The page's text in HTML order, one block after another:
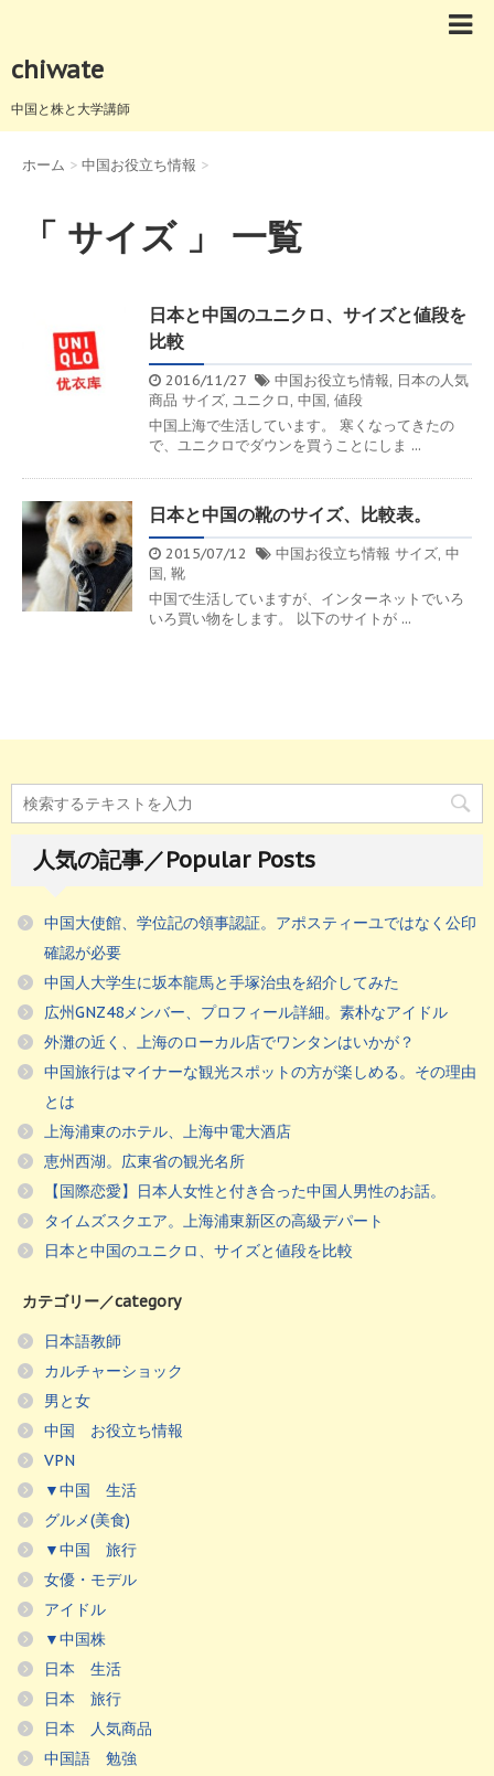
chiwate
中国と株と大学講師
ホーム > 中国お役立ち情報 >
「 サイズ 」 一覧
日本と中国のユニクロ、サイズと値段を
比較
2016/11/27 中国お役立ち情報, 日本の人気
商品 サイズ, ユニクロ, 中国, 値段
中国上海で生活しています。 寒くなってきたの
で、ユニクロでダウンを買うことにしま ...
日本と中国の靴のサイズ、比較表。
2015/07/12 中国お役立ち情報 サイズ, 中
国, 靴
中国で生活していますが、インターネットでいろ
いろ買い物をします。 以下のサイトが ...
人気の記事／Popular Posts
中国大使館、学位記の領事認証。アポスティーユではなく公印
確認が必要
中国人大学生に坂本龍馬と手塚治虫を紹介してみた
広州GNZ48メンバー、プロフィール詳細。素朴なアイドル
外灘の近く、上海のローカル店でワンタンはいかが？
中国旅行はマイナーな観光スポットの方が楽しめる。その理由
とは
上海浦東のホテル、上海中電大酒店
恵州西湖。広東省の観光名所
【国際恋愛】日本人女性と付き合った中国人男性のお話。
タイムズスクエア。上海浦東新区の高級デパート
日本と中国のユニクロ、サイズと値段を比較
カテゴリー／category
日本語教師
カルチャーショック
男と女
中国 お役立ち情報
VPN
▼中国 生活
グルメ(美食)
▼中国 旅行
女優・モデル
アイドル
▼中国株
日本 生活
日本 旅行
日本 人気商品
中国語 勉強